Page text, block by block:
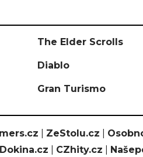
The Elder Scrolls
Diablo
Gran Turismo
ZeStolu.cz
Dokina.cz CZhity.cz